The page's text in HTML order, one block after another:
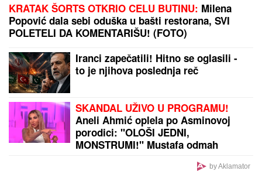
Srbija je u polufinalu Svetskog prvenstva, sledeća je
Hrvatska
by Aklamator
PREPORUKA ZA VAS